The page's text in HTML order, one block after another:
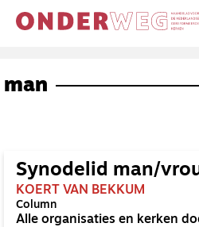
man
Synodelid man/
KOERT VAN BEKKUM
Column
Alle organisaties en kerken